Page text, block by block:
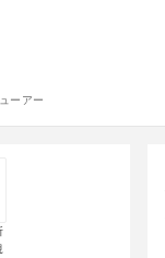
ーアー